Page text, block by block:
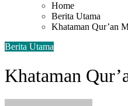
Home
Berita Utama
Khataman Qur’an
Berita Utama
Khataman